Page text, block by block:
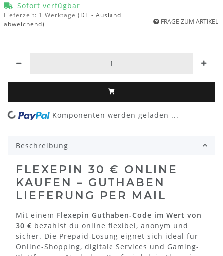
Sofort verfügbar
Lieferzeit: 1 Werktage (DE - Ausland
abweichend)
FRAGE ZUM ARTIKEL
Komponenten werden geladen ...
Beschreibung
FLEXEPIN 30 € ONLINE
KAUFEN – GUTHABEN
LIEFERUNG PER MAIL
Mit einem Flexepin Guthaben-Code im Wert von
30 € bezahlst du online flexibel, anonym und
sicher. Die Prepaid-Lösung eignet sich ideal für
Online-Shopping, digitale Services und Gaming-